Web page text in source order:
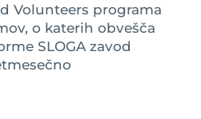
Volunteers programa
o katerih obvešča
SLOGA zavod